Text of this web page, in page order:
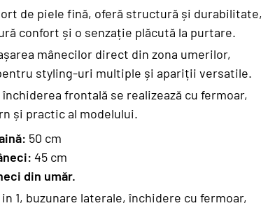
de piele fină, oferă structură și durabilitate,
confort și o senzație plăcută la purtare.
mânecilor direct din zona umerilor,
styling-uri multiple și apariții versatile.
frontală se realizează cu fermoar,
și practic al modelului.
50 cm
45 cm
din umăr.
1, buzunare laterale, închidere cu fermoar,